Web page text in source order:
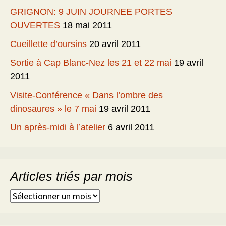
GRIGNON: 9 JUIN JOURNEE PORTES
OUVERTES 18 mai 2011
Cueillette d’oursins 20 avril 2011
Sortie à Cap Blanc-Nez les 21 et 22 mai 19 avril
2011
Visite-Conférence « Dans l’ombre des
dinosaures » le 7 mai 19 avril 2011
Un après-midi à l’atelier 6 avril 2011
Articles triés par mois
Articles